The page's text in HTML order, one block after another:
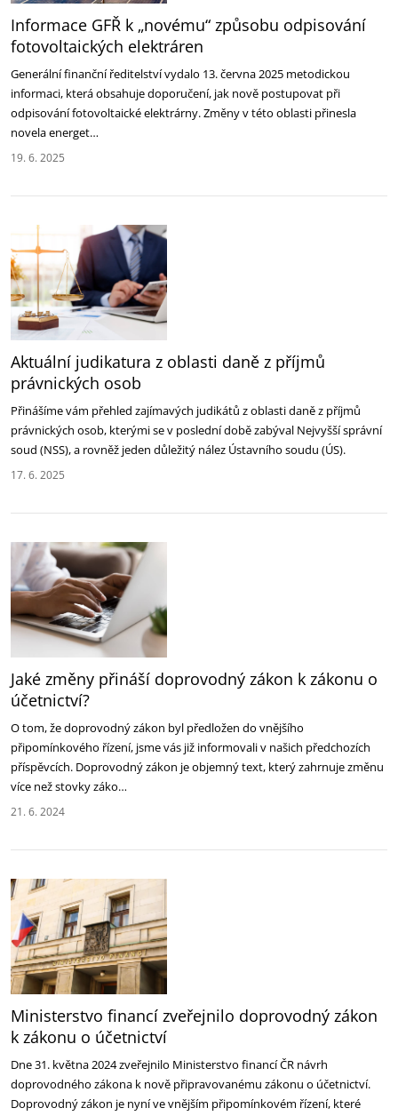
Informace GFŘ k „novému“ způsobu odpisování
fotovoltaických elektráren
Generální finanční ředitelství vydalo 13. června 2025 metodickou
informaci, která obsahuje ‎doporučení, jak nově postupovat při
odpisování fotovoltaické elektrárny. Změny v této oblasti ‎přinesla
novela energet…
19. 6. 2025
Aktuální judikatura z oblasti daně z příjmů
právnických osob
Přinášíme vám přehled zajímavých judikátů z oblasti daně z příjmů
právnických osob, kterými ‎se v poslední době zabýval Nejvyšší správní
soud (NSS), a rovněž jeden důležitý nález ‎Ústavního soudu (ÚS).‎
17. 6. 2025
Jaké změny přináší doprovodný zákon k zákonu o
účetnictví?
O tom, že doprovodný zákon byl předložen do vnějšího
připomínkového řízení, jsme vás již informovali v našich předchozích
příspěvcích. Doprovodný zákon je objemný text, který zahrnuje změnu
více než stovky záko…
21. 6. 2024
Ministerstvo financí zveřejnilo doprovodný zákon
k zákonu o účetnictví
Dne 31. května 2024 zveřejnilo Ministerstvo financí ČR návrh
doprovodného zákona k nově připravovanému zákonu o účetnictví.
Doprovodný zákon je nyní ve vnějším připomínkovém řízení, které